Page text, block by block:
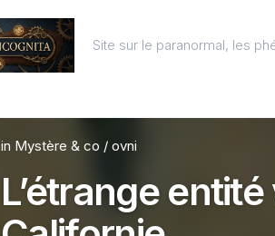
Site sur le paranormal, les
in Mystère & co / ovni
L’étrange